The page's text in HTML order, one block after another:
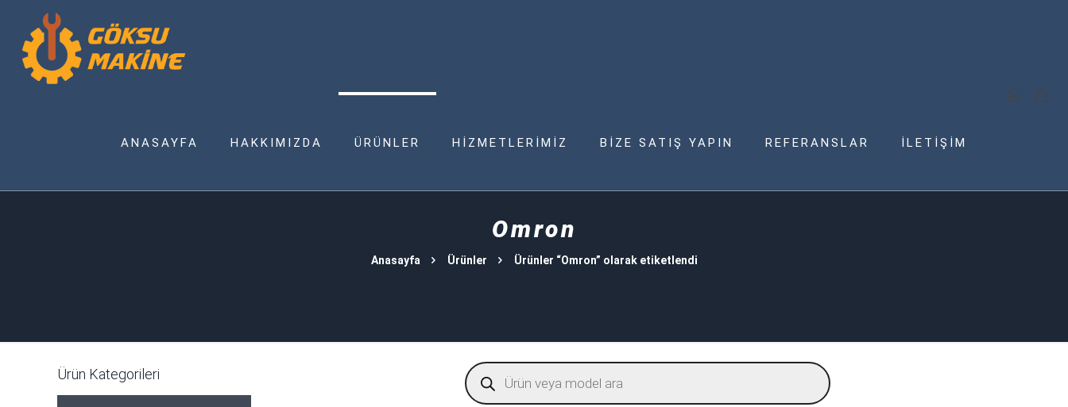
ANASAYFA HAKKIMIZDA ÜRÜNLER HİZMETLERİMİZ BİZE SATIŞ YAPIN REFERANSLAR İLETİŞİM
Omron
Anasayfa Ürünler Ürünler “Omron” olarak etiketlendi
Products
search
Ürün Kategorileri